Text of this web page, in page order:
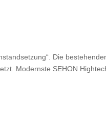
Die
Modernste SEHON